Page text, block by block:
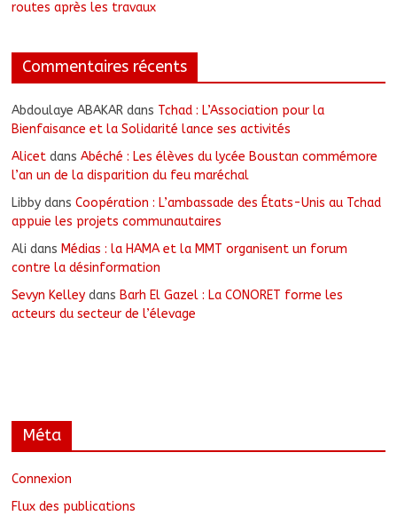
routes après les travaux
Commentaires récents
Abdoulaye ABAKAR dans Tchad : L’Association pour la
Bienfaisance et la Solidarité lance ses activités
Alicet dansAbéché : Les élèves du lycée Boustan commémore
l’an un de la disparition du feu maréchal
Libby dansCoopération : L’ambassade des États-Unis au Tchad
appuie les projets communautaires
Ali dans Médias : la HAMA et la MMT organisent un forum
contre la désinformation
Sevyn Kelley dans Barh El Gazel : La CONORET forme les
acteurs du secteur de l’élevage
Méta
Connexion
Flux des publications